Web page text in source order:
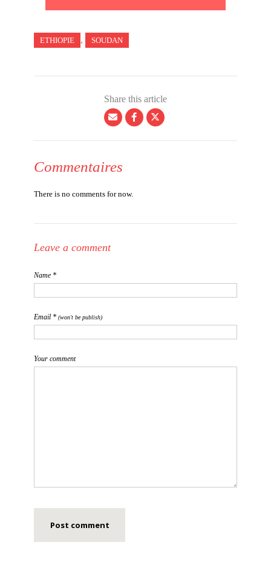
ETHIOPIE , SOUDAN
Share this article
Commentaires
There is no comments for now.
Leave a comment
Name *
Email * (won't be publish)
Your comment